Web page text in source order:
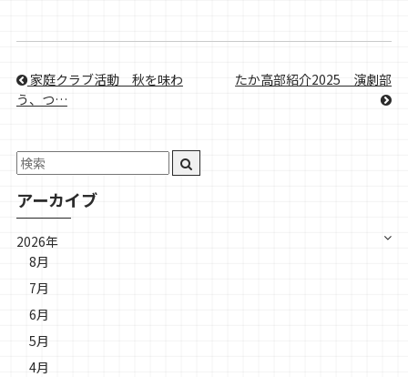
家庭クラブ活動＿秋を味わ
う、つ…
たか高部紹介2025＿演劇部
アーカイブ
2026年
8月
7月
6月
5月
4月